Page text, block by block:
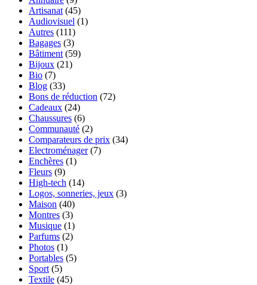
Artisanat (45)
Audiovisuel (1)
Autres (111)
Bagages (3)
Bâtiment (59)
Bijoux (21)
Bio (7)
Blog (33)
Bons de réduction (72)
Cadeaux (24)
Chaussures (6)
Communauté (2)
Comparateurs de prix (34)
Electroménager(7)
Enchères (1)
Fleurs (9)
High-tech (14)
Logos, sonneries, jeux (3)
Maison (40)
Montres (3)
Musique (1)
Parfums (2)
Photos (1)
Portables (5)
Sport (5)
Textile (45)